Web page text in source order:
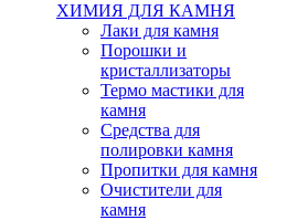
ХИМИЯ ДЛЯ КАМНЯ
Лаки для камня
Порошки и
кристаллизаторы
Термо мастики для
камня
Средства для
полировки камня
Пропитки для камня
Очистители для
камня